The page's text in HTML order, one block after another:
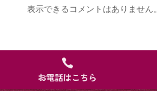
表示できるコメントはありません。

お電話はこちら